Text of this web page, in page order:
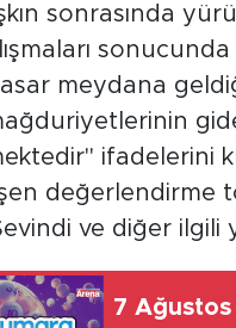
sonrasında
meydana
ifadelerini
değerlendirme
ve diğer ilgili
7 Ağustos